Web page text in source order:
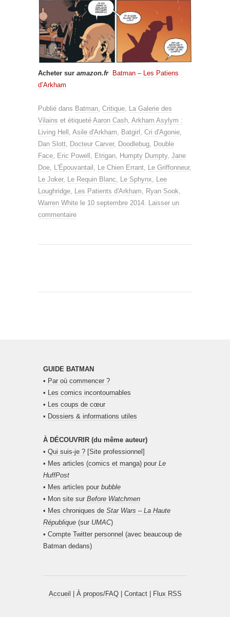
Acheter sur amazon.fr
Batman – Les Patiens
d’Arkham
Publié dans Batman, Critique, La Galerie des
Vilains et étiqueté Aaron Cash, Arkham Asylym :
Living Hell , Asile d'Arkham, Batgirl , Cri d'Agonie,
Dan Slott, Docteur Carver, Doodlebug, Double
Face, Eric Powell , Etrigan, Humpty Dumpty, Jane
Doe, L'Épouvantail , Le Chien Errant, Le Griffonneur,
Le Joker, Le Requin Blanc, Le Sphynx, Lee
Loughridge, Les Patients d'Arkham, Ryan Sook,
Warren White le 10 septembre 2014. Laisser un
commentaire
GUIDE BATMAN
• Par où commencer ?
• Les comics incontournables
• Les coups de cœur
• Dossiers & informations utiles
À DÉCOUVRIR (du même auteur)
• Qui suis-je ? [Site professionnel]
• Mes articles (comics et manga) pour Le
HuffPost
• Mes articles pour bubble
• Mon site sur Before Watchmen
• Mes chroniques de Star Wars – La Haute
République (sur UMAC)
• Compte Twitter personnel (avec beaucoup de
Batman dedans)
Accueil À propos/FAQ| Contact| Flux RSS